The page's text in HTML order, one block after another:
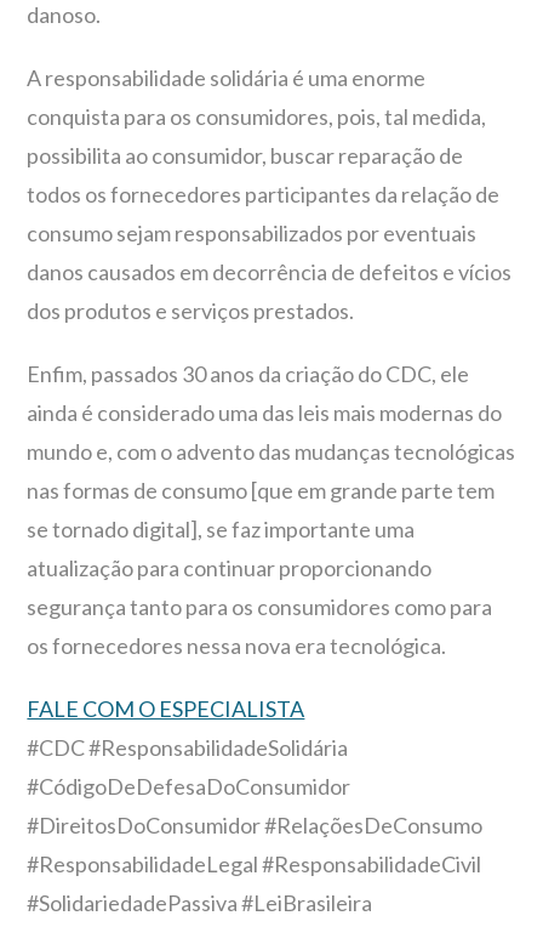
danoso.
A responsabilidade solidária é uma enorme
conquista para os consumidores, pois, tal medida,
possibilita ao consumidor, buscar reparação de
todos os fornecedores participantes da relação de
consumo sejam responsabilizados por eventuais
danos causados em decorrência de defeitos e vícios
dos produtos e serviços prestados.
Enfim, passados 30 anos da criação do CDC, ele
ainda é considerado uma das leis mais modernas do
mundo e, com o advento das mudanças tecnológicas
nas formas de consumo [que em grande parte tem
se tornado digital], se faz importante uma
atualização para continuar proporcionando
segurança tanto para os consumidores como para
os fornecedores nessa nova era tecnológica.
FALE COM O ESPECIALISTA
#CDC #ResponsabilidadeSolidária
#CódigoDeDefesaDoConsumidor
#DireitosDoConsumidor #RelaçõesDeConsumo
#ResponsabilidadeLegal #ResponsabilidadeCivil
#SolidariedadePassiva #LeiBrasileira